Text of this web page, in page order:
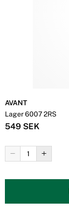
AVANT
Lager 6007 2RS
549 SEK